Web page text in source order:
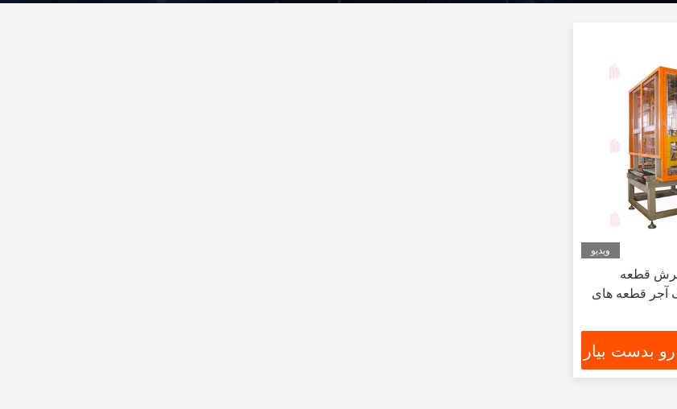
ویدیو
برش قطعه
آجر قطعه های
بدست بیار